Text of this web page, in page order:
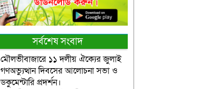
সর্বশেষ সংবাদ
মৌলভীবাজারে ১১ দলীয় ঐক্যের জুলাই
গণঅভ্যুত্থান দিবসের আলোচনা সভা ও
ডকুমেন্টারি প্রদর্শন।